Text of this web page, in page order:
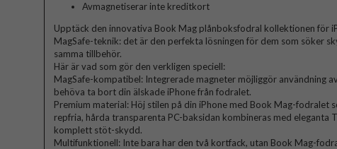
Avmagnetiserar inte kreditkort
Upptäck den innovativa Book Mag plånboksfodral kollektionen för
MagSafe-teknik: det är den perfekta lösningen för dem som söker
samma tillbehör.
Här är vad som gör den verkligen speciell:
MagSafe-kompatibel: Integrerade magneter möjliggör användning
behöva ta bort din älskade iPhone från fodralet.
Premium material: Höj stilen på din iPhone med Book Mag-fodralet
repfria, hårda transparenta PC-baksidan kombineras med eleganta
komplett stöt-skydd.
Multifunktionell: Inte bara har den två kortfack, utan Book Mag-